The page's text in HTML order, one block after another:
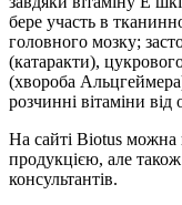
бере участь в
головного мозку;
(катаракти),
(хвороба
розчинні вітаміни від
На сайті Biotus можна
продукцією, але
консультантів.